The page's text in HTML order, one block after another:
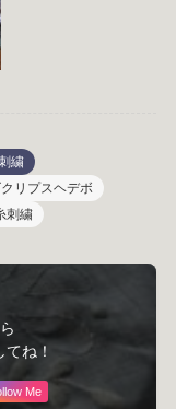
繍
リプスヘデボ
刺繍
ね！
Me